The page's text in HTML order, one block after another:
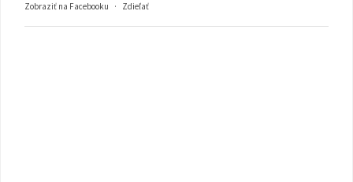
Zobraziť na Facebooku · Zdieľať